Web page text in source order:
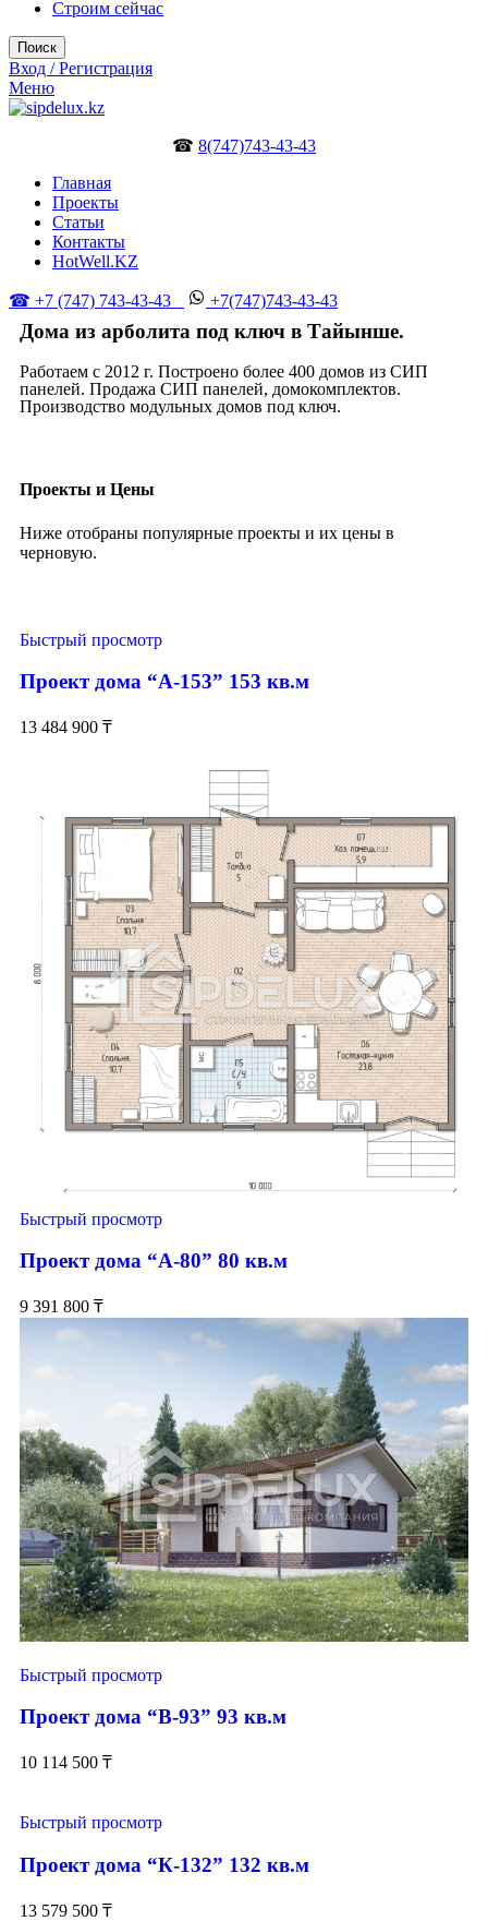
Строим сейчас
Поиск
Вход / Регистрация
Меню
☎ 8(747)743-43-43
Главная
Проекты
Статьи
Контакты
HotWell.KZ
☎ +7 (747) 743-43-43 +7(747)743-43-43
Дома из арболита под ключ в Тайынше.
Работаем с 2012 г. Построено более 400 домов из СИП
панелей. Продажа СИП панелей, домокомплектов.
Производство модульных домов под ключ.
Проекты и Цены
Ниже отобраны популярные проекты и их цены в
черновую.
Быстрый просмотр
Проект дома “А-153” 153 кв.м
13 484 900 ₸
Быстрый просмотр
Проект дома “А-80” 80 кв.м
9 391 800 ₸
Быстрый просмотр
Проект дома “В-93” 93 кв.м
10 114 500 ₸
Быстрый просмотр
Проект дома “К-132” 132 кв.м
13 579 500 ₸